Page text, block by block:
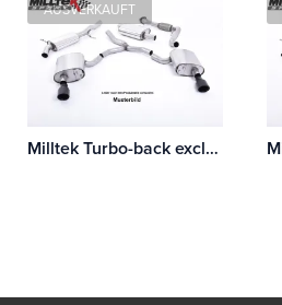
AUSVERKAUFT
Milltek Turbo-back excluding Hi-Flow Sports Cat Audi TT Mk2 TT RS Roadster 2.5-litre TFSI quattro